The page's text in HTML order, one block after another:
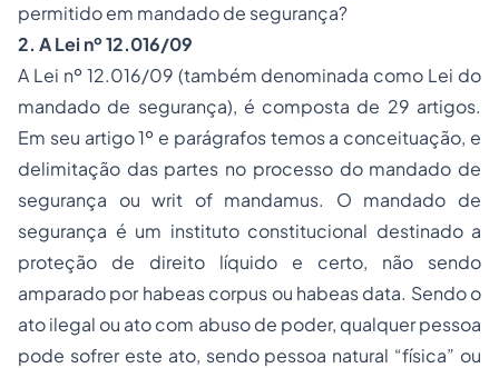
permitido em mandado de segurança?
2. A Lei nº 12.016/09
A Lei nº 12.016/09 (também denominada como Lei do
mandado de segurança), é composta de 29 artigos.
Em seu artigo 1º e parágrafos temos a conceituação, e
delimitação das partes no processo do mandado de
segurança ou writ of mandamus.
O mandado de
segurança é um instituto constitucional destinado a
proteção de direito líquido e certo, não sendo
amparado porhabeas corpus ou habeas data. Sendo o
ato ilegal ou ato com abuso de poder, qualquer pessoa
pode sofrer este ato, sendo pessoa natural “física” ou